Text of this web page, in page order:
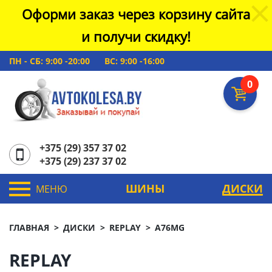
Оформи заказ через корзину сайта
и получи скидку!
ПН - СБ: 9:00 -20:00 ВС: 9:00 -16:00
0
+375 (29) 357 37 02
+375 (29) 237 37 02
МЕНЮ ШИНЫ ДИСКИ
ГЛАВНАЯ ДИСКИ REPLAY A76MG
REPLAY